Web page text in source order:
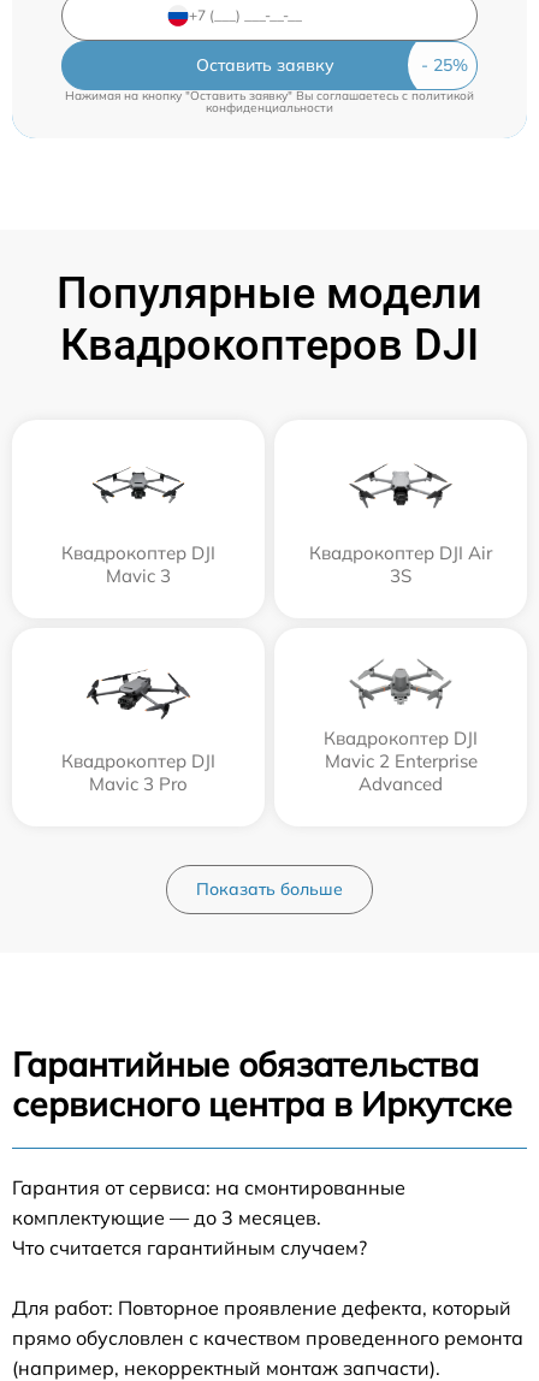
Оставить заявку
Нажимая на кнопку "Оставить заявку" Вы соглашаетесь cполитикой
конфиденциальности
Популярные модели
Квадрокоптеров DJI
Квадрокоптер DJI
Mavic 3
Квадрокоптер DJI Air
3S
Квадрокоптер DJI
Mavic 3 Pro
Квадрокоптер DJI
Mavic 2 Enterprise
Advanced
Показать больше
Гарантийные обязательства
сервисного центра в Иркутске
Гарантия от сервиса: на смонтированные
комплектующие — до 3 месяцев.
Что считается гарантийным случаем?
Для работ: Повторное проявление дефекта, который
прямо обусловлен с качеством проведенного ремонта
(например, некорректный монтаж запчасти).